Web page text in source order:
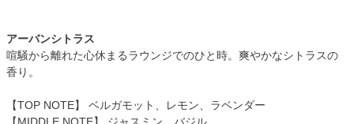
アーバンシトラス
喧騒から離れた心休まるラウンジでのひと時。爽やかなシトラスの
香り。
【TOP NOTE】 ベルガモット、レモン、ラベンダー
【MIDDLE NOTE】 ジャスミン、バジル